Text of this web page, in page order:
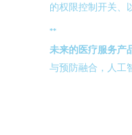
的权限控制开关、
**
未来的医疗服务产
与预防融合，人工